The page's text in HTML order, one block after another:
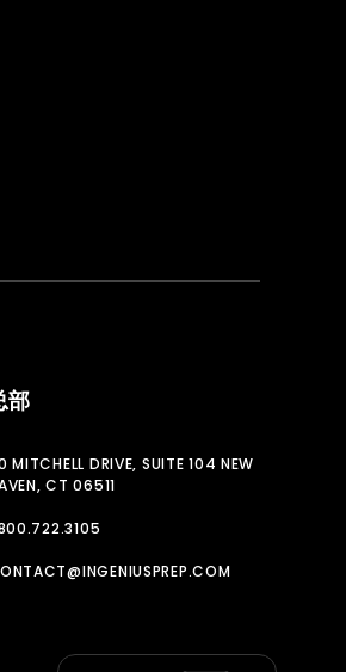
部
MITCHELL DRIVE, SUITE 104 NEW
CT 06511